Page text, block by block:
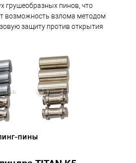
грушеобразных пинов, что
возможность взлома методом
защиту против открытия